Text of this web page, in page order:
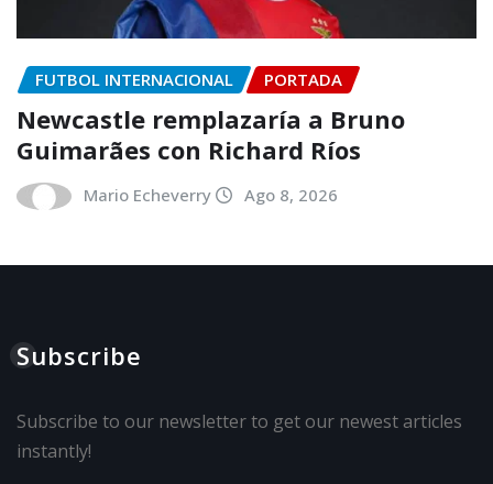
FUTBOL INTERNACIONAL PORTADA
Newcastle remplazaría a Bruno
Guimarães con Richard Ríos
Mario Echeverry Ago 8, 2026
Subscribe
Subscribe to our newsletter to get our newest articles
instantly!